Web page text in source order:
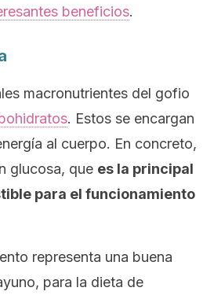
beneficios.
macronutrientes del gofio
. Estos se encargan
al cuerpo. En concreto,
glucosa, que es la principal
para el funcionamiento
representa una buena
para la dieta de